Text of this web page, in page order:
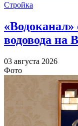
Стройка
«Водоканал»
водовода на
03 августа 2026
Фото